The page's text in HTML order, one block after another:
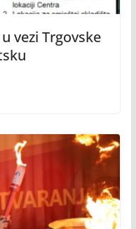
vezi Trgovske